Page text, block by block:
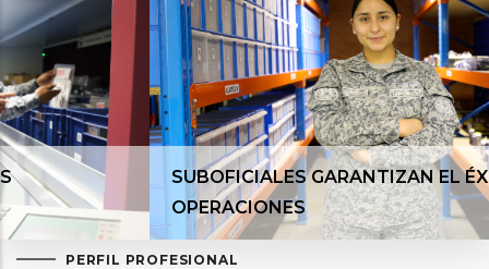
SUBOFICIALES GARANTIZAN EL ÉXITO DE LAS
OPERACIONES
PERFIL PROFESIONAL